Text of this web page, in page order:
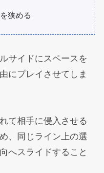
狭める
サイドにスペースを
にプレイさせてしま
て相手に侵入させる
、同じライン上の選
へスライドすること